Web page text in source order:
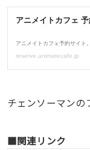
チェンソーマンの
■関連リンク